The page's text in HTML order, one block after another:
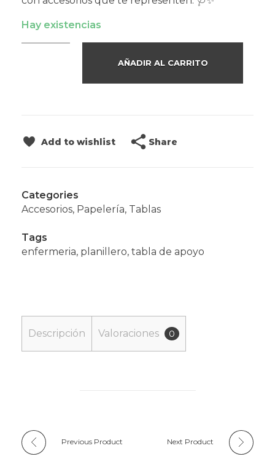
Hay existencias
AÑADIR AL CARRITO
Add to wishlist Share
Categories
Accesorios, Papelería, Tablas
Tags
enfermeria, planillero, tabla de apoyo
Descripción Valoraciones 0
Previous Product Next Product